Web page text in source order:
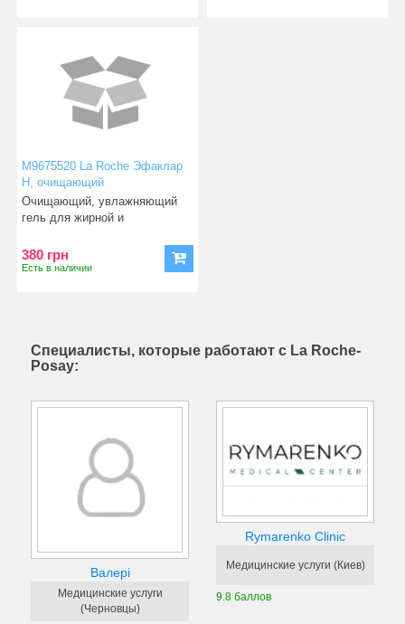
М9675520 La Roche Эфаклар
Н, очищающий
успокаивающий крем-гель для
жирной проблемной кожи 200
Очищающий, увлажняющий
гель для жирной и
склонной к в
380 грн
Есть в наличии
Специалисты, которые работают с La Roche-
Posay:
Валері
Медицинские услуги
(Черновцы)
Rymarenko Clinic
Медицинские услуги (Киев)
9.8 баллов